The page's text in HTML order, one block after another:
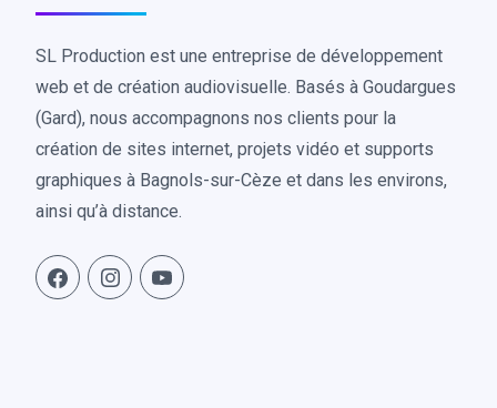
SL Production est une entreprise de développement
web et de création audiovisuelle. Basés à Goudargues
(Gard), nous accompagnons nos clients pour la
création de sites internet, projets vidéo et supports
graphiques à Bagnols-sur-Cèze et dans les environs,
ainsi qu’à distance.